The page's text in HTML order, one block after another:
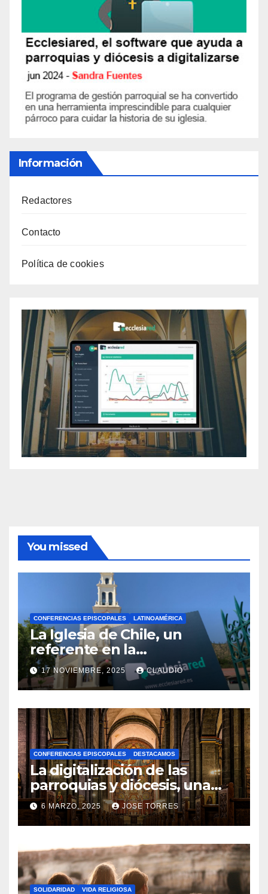
Información
Redactores
Contacto
Política de cookies
You missed
CONFERENCIAS EPISCOPALES LATINOAMÉRICA
La Iglesia de Chile, un
referente en la
transformación digital
gracias a Ecclesiared
17 NOVIEMBRE, 2025 CLAUDIO
N
O
H
A
Y
C
O
M
N
T
A
CONFERENCIAS EPISCOPALES DESTACAMOS
La digitalización de las
parroquias y diócesis, una
realidad ya para el futuro de
la Iglesia
6 MARZO, 2025 JOSE TORRES
N
O
H
A
SOLIDARIDAD VIDA RELIGIOSA